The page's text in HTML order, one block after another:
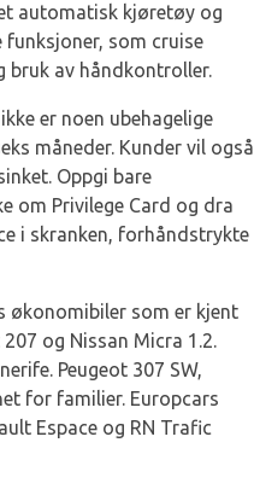
automatisk kjøretøy og
funksjoner, som cruise
bruk av håndkontroller.
er noen ubehagelige
måneder. Kunder vil også
Oppgi bare
om Privilege Card og dra
i skranken, forhåndstrykte
økonomibiler som er kjent
og Nissan Micra 1.2.
Peugeot 307 SW,
for familier. Europcars
Espace og RN Trafic